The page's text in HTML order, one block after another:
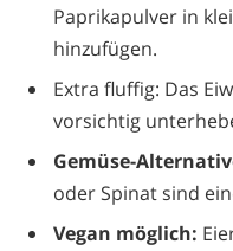
Paprikapulver in
hinzufügen.
Extra fluffig: Das
vorsichtig
Gemüse-
oder Spinat sind
Vegan möglich: